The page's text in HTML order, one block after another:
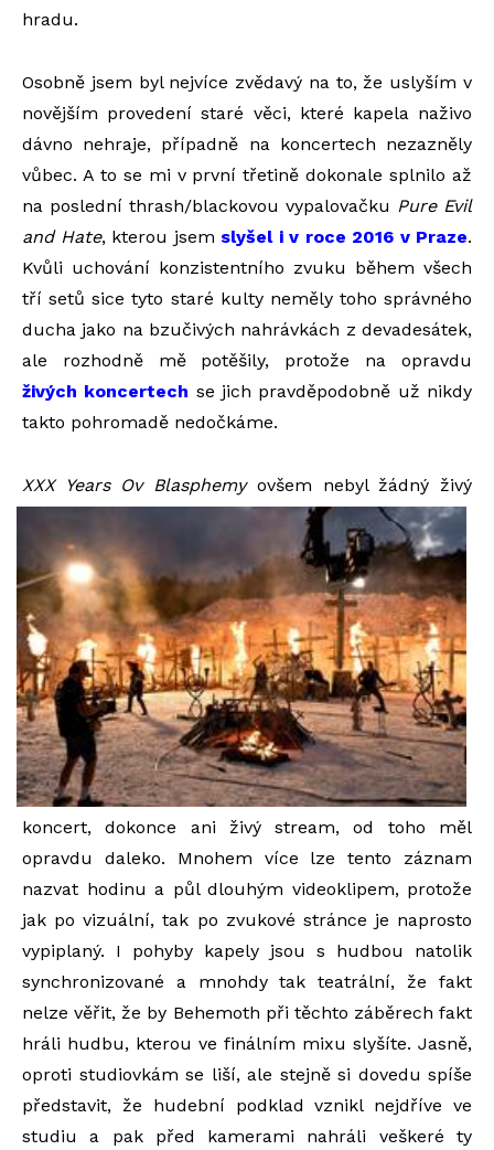
hradu.
Osobně jsem byl nejvíce zvědavý na to, že uslyším v
novějším provedení staré věci, které kapela naživo
dávno nehraje, případně na koncertech nezazněly
vůbec. A to se mi v první třetině dokonale splnilo až
na poslední thrash/blackovou vypalovačku Pure Evil
and Hate, kterou jsem slyšel i v roce 2016 v Praze.
Kvůli uchování konzistentního zvuku během všech
tří setů sice tyto staré kulty neměly toho správného
ducha jako na bzučivých nahrávkách z devadesátek,
ale rozhodně mě potěšily, protože na opravdu
živých koncertech se jich pravděpodobně už nikdy
takto pohromadě nedočkáme.
XXX Years Ov Blasphemyovšem nebyl žádný živý
koncert, dokonce ani živý stream, od toho měl
opravdu daleko. Mnohem více lze tento záznam
nazvat hodinu a půl dlouhým videoklipem, protože
jak po vizuální, tak po zvukové stránce je naprosto
vypiplaný. I pohyby kapely jsou s hudbou natolik
synchronizované a mnohdy tak teatrální, že fakt
nelze věřit, že by Behemoth při těchto záběrech fakt
hráli hudbu, kterou ve finálním mixu slyšíte. Jasně,
oproti studiovkám se liší, ale stejně si dovedu spíše
představit, že hudební podklad vznikl nejdříve ve
studiu a pak před kamerami nahráli veškeré ty